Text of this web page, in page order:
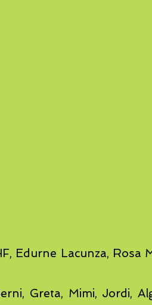
Edurne Lacunza, Rosa
Greta, Mimi, Jordi,